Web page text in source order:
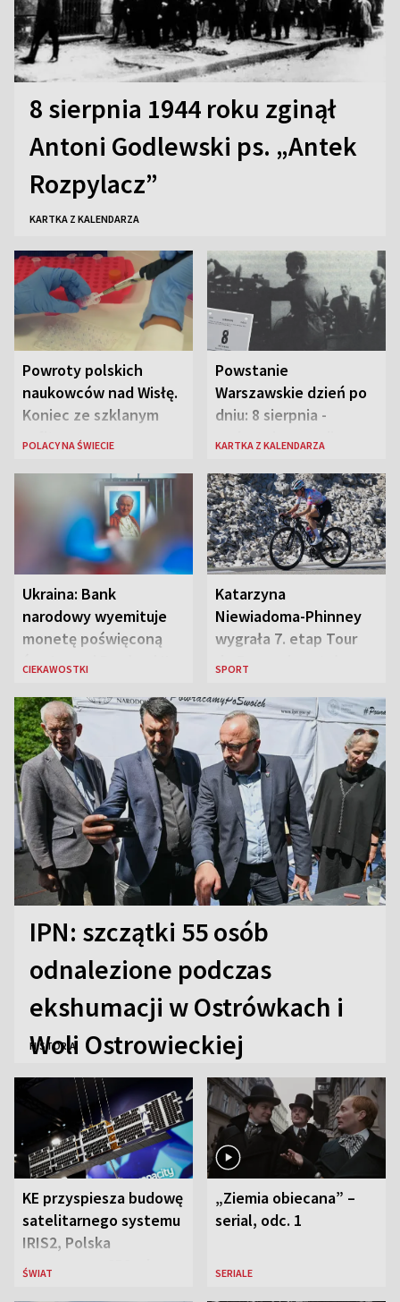
8 sierpnia 1944 roku zginął
Antoni Godlewski ps. „Antek
Rozpylacz”
KARTKA Z KALENDARZA
Powroty polskich
naukowców nad Wisłę.
Koniec ze szklanym
sufitem
POLACY NA ŚWIECIE
Powstanie
Warszawskie dzień po
dniu: 8 sierpnia -
rozbrzmiewa radio
„Antka Rozpylacza”
KARTKA Z KALENDARZA
Ukraina: Bank
narodowy wyemituje
monetę poświęconą
CIEKAWOSTKI
Katarzyna
Niewiadoma-Phinney
wygrała 7. etap Tour
SPORT
IPN: szczątki 55 osób
odnalezione podczas
ekshumacji w Ostrówkach i
Woli Ostrowieckiej
HISTORIA
KE przyspiesza budowę
satelitarnego systemu
IRIS2, Polska
przeznaczy 656 mln
ŚWIAT
„Ziemia obiecana” –
serial, odc. 1
SERIALE